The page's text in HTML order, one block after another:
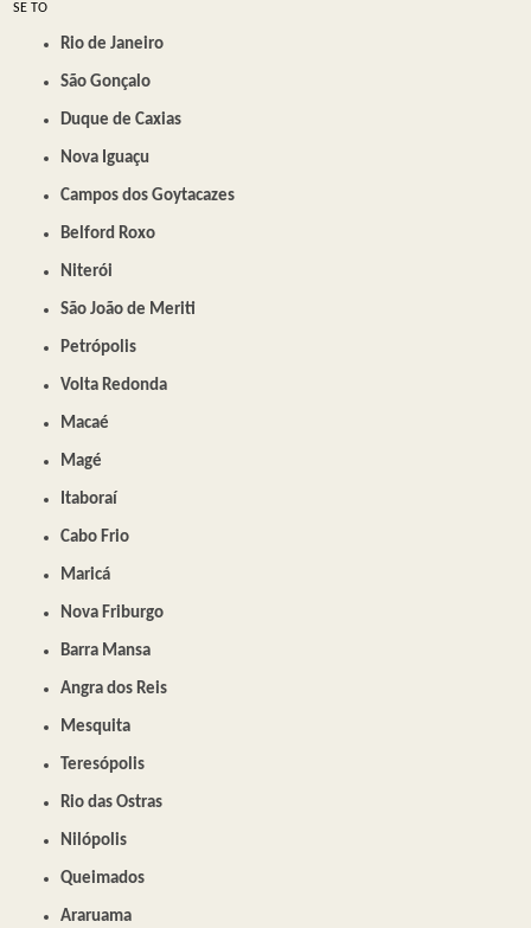
SE
TO
Rio de Janeiro
São Gonçalo
Duque de Caxias
Nova Iguaçu
Campos dos Goytacazes
Belford Roxo
Niterói
São João de Meriti
Petrópolis
Volta Redonda
Macaé
Magé
Itaboraí
Cabo Frio
Maricá
Nova Friburgo
Barra Mansa
Angra dos Reis
Mesquita
Teresópolis
Rio das Ostras
Nilópolis
Queimados
Araruama